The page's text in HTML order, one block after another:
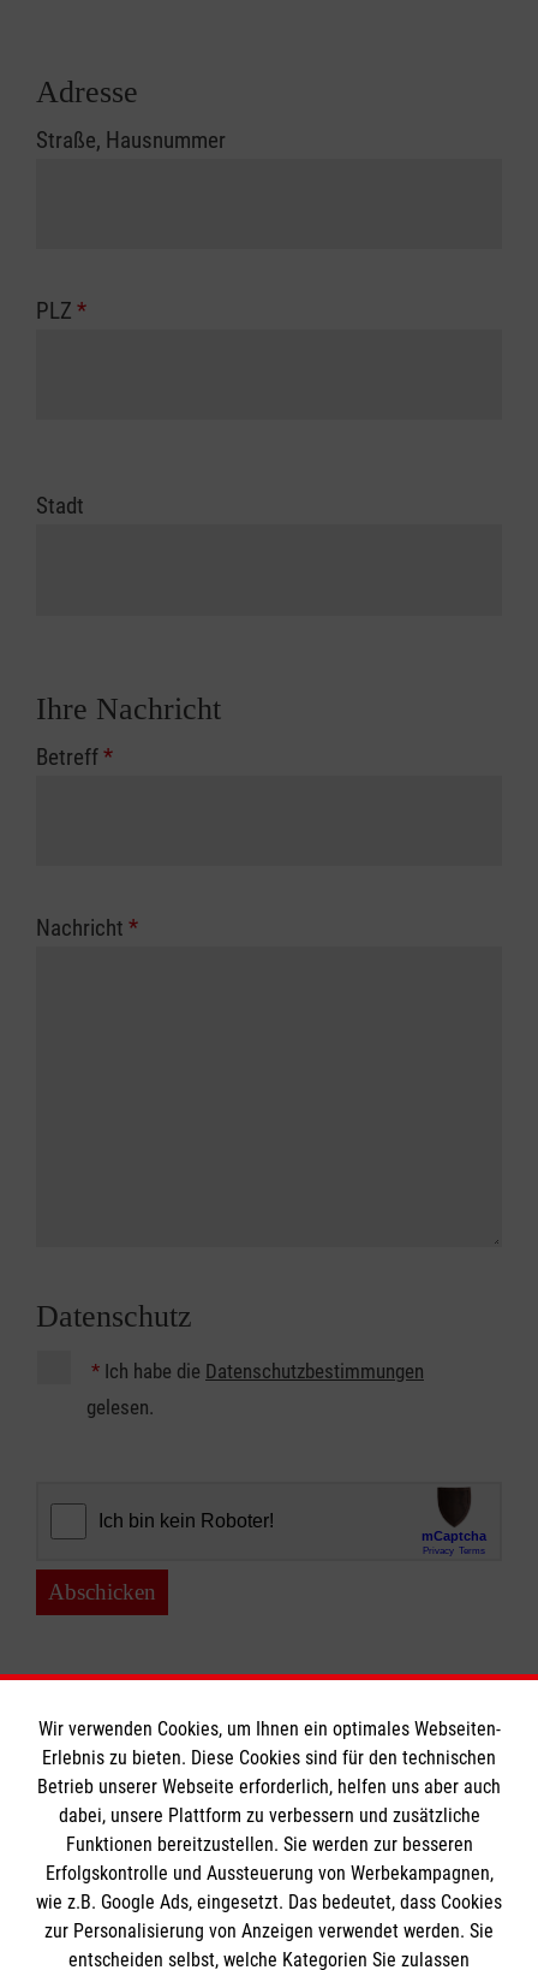
Adresse
Straße, Hausnummer
PLZ *
Stadt
Ihre Nachricht
Betreff*
Nachricht *
Datenschutz
* Ich habe die Datenschutzbestimmungen
gelesen.
Abschicken
Informationen
Impressum
Datenschutz
Kontakt
Die Malteser
Wir verwenden Cookies, um Ihnen ein optimales Webseiten-
Erlebnis zu bieten. Diese Cookies sind für den technischen
Betrieb unserer Webseite erforderlich, helfen uns aber auch
dabei, unsere Plattform zu verbessern und zusätzliche
Funktionen bereitzustellen. Sie werden zur besseren
Erfolgskontrolle und Aussteuerung von Werbekampagnen,
wie z.B. Google Ads, eingesetzt. Das bedeutet, dass Cookies
zur Personalisierung von Anzeigen verwendet werden. Sie
entscheiden selbst, welche Kategorien Sie zulassen